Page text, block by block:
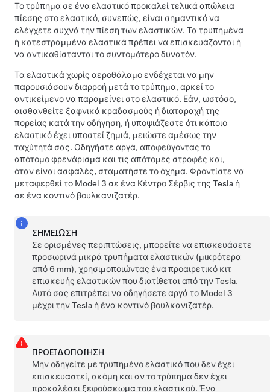
Το τρύπημα σε ένα ελαστικό προκαλεί τελικά απώλεια
πίεσης στο ελαστικό, συνεπώς, είναι σημαντικό να
ελέγχετε συχνά την πίεση των ελαστικών. Τα τρυπημένα
ή κατεστραμμένα ελαστικά πρέπει να επισκευάζονται ή
να αντικαθίστανται το συντομότερο δυνατόν.
Τα ελαστικά χωρίς αεροθάλαμο ενδέχεται να μην
παρουσιάσουν διαρροή μετά το τρύπημα, αρκεί το
αντικείμενο να παραμείνει στο ελαστικό. Εάν, ωστόσο,
αισθανθείτε ξαφνικά κραδασμούς ή διαταραχή της
πορείας κατά την οδήγηση, ή υποψιάζεστε ότι κάποιο
ελαστικό έχει υποστεί ζημιά, μειώστε αμέσως την
ταχύτητά σας. Οδηγήστε αργά, αποφεύγοντας το
απότομο φρενάρισμα και τις απότομες στροφές και,
όταν είναι ασφαλές, σταματήστε το όχημα. Φροντίστε να
μεταφερθεί το Model 3 σε ένα Κέντρο Σέρβις της Tesla ή
σε ένα κοντινό βουλκανιζατέρ.
ΣΗΜΕΊΩΣΗ
Σε ορισμένες περιπτώσεις, μπορείτε να επισκευάσετε
προσωρινά μικρά τρυπήματα ελαστικών (μικρότερα
από 6 mm), χρησιμοποιώντας ένα προαιρετικό κιτ
επισκευής ελαστικών που διατίθεται από την Tesla.
Αυτό σας επιτρέπει να οδηγήσετε αργά το Model 3
μέχρι την Tesla ή ένα κοντινό βουλκανιζατέρ.
ΠΡΟΕΙΔΟΠΟΊΗΣΗ
Μην οδηγείτε με τρυπημένο ελαστικό που δεν έχει
επισκευαστεί, ακόμη και αν το τρύπημα δεν έχει
προκαλέσει ξεφούσκωμα του ελαστικού. Ένα